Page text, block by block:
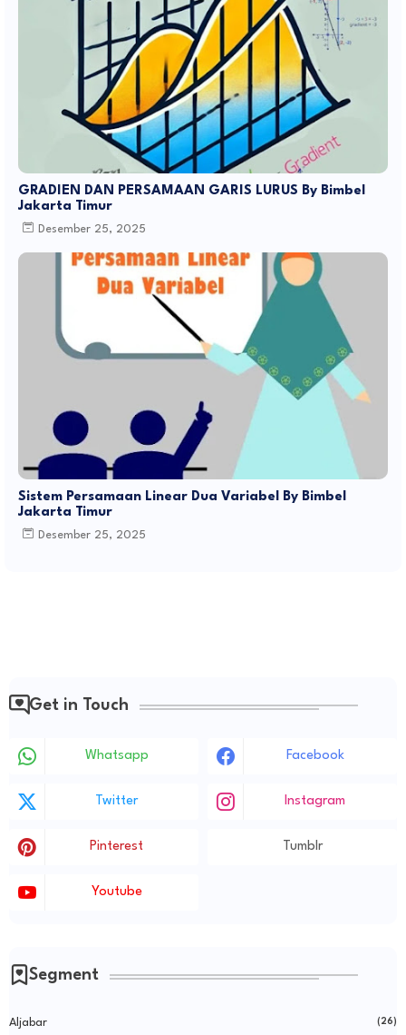
GRADIEN DAN PERSAMAAN GARIS LURUS By Bimbel
Jakarta Timur
Desember 25, 2025
Sistem Persamaan Linear Dua Variabel By Bimbel
Jakarta Timur
Desember 25, 2025
Get in Touch
Whatsapp Facebook
Twitter Instagram
Pinterest Tumblr
Youtube
Segment
Aljabar (26)